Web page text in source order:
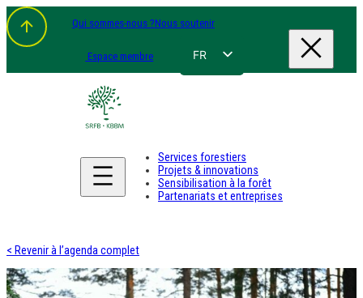
Qui sommes-nous ?Nous soutenir
Espace membre FR
DE
Services forestiers
Projets & innovations
Sensibilisation à la forêt
Partenariats et entreprises
< Revenir à l’agenda complet